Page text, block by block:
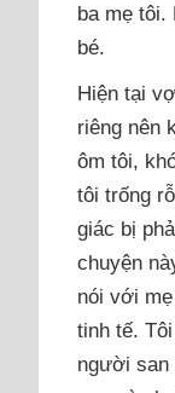
ba mẹ tôi.
bé.
Hiện tại
riêng nên
ôm tôi,
tôi trống
giác bị
chuyện
nói với
tinh tế.
người san